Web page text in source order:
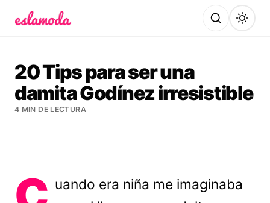
20 Tips para ser una
damita Godínez irresistible
4 MIN DE LECTURA
uando era niña me imaginaba